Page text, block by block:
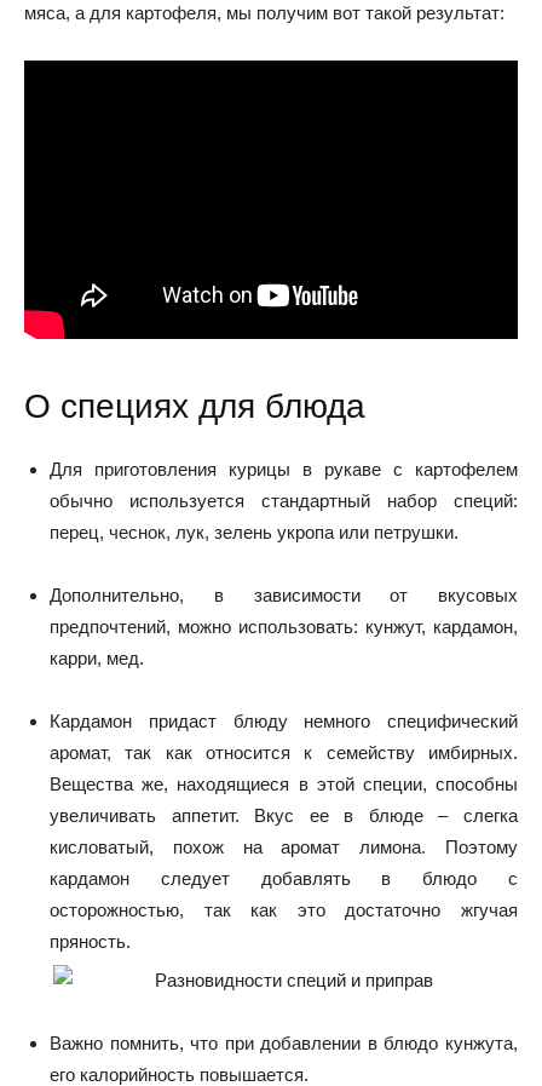
мяса, а для картофеля, мы получим вот такой результат:
О специях для блюда
Для приготовления курицы в рукаве с картофелем
обычно используется стандартный набор специй:
перец, чеснок, лук, зелень укропа или петрушки.
Дополнительно, в зависимости от вкусовых
предпочтений, можно использовать: кунжут, кардамон,
карри, мед.
Кардамон придаст блюду немного специфический
аромат, так как относится к семейству имбирных.
Вещества же, находящиеся в этой специи, способны
увеличивать аппетит. Вкус ее в блюде – слегка
кисловатый, похож на аромат лимона. Поэтому
кардамон следует добавлять в блюдо с
осторожностью, так как это достаточно жгучая
пряность.
Важно помнить, что при добавлении в блюдо кунжута,
его калорийность повышается.